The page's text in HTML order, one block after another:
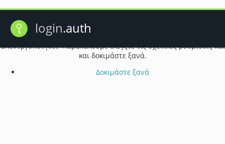
login.auth
Ενδέχεται τα cookie του προγράμματος περιήγησής σας να έχουν
απενεργοποιηθεί. Παρακαλούμε ελέγξτε τις σχετικές ρυθμίσεις και
και δοκιμάστε ξανά.
Δοκιμάστε ξανά